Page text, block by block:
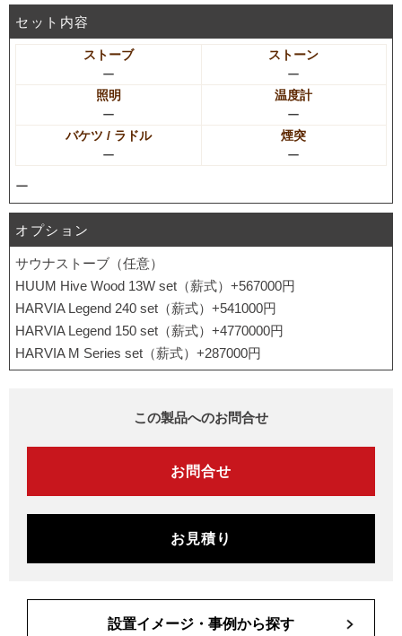
セット内容
ストーブ
ー
ストーン
ー
照明
ー
温度計
ー
バケツ / ラドル
ー
煙突
ー
ー
オプション
サウナストーブ（任意）
HUUM Hive Wood 13W set（薪式）+567000円
HARVIA Legend 240 set（薪式）+541000円
HARVIA Legend 150 set（薪式）+4770000円
HARVIA M Series set（薪式）+287000円
この製品へのお問合せ
お問合せ
お見積り
設置イメージ・事例から探す